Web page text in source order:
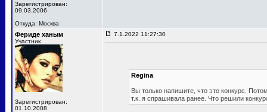
Зарегистрирован:
09.03.2006
Откуда: Москва
Фериде ханым
Участник
Зарегистрирован:
01.10.2008
7.1.2022 11:27:30
Regina
Вы только напишите, что это конкурс.
т.к. я спрашивала ранее. Что решили